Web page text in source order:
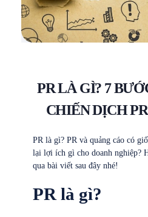
PR LÀ GÌ? 7
CHIẾN DỊCH
PR là gì? PR và quảng cáo có
lại lợi ích gì cho doanh nghiệp?
qua bài viết sau đây nhé!
PR là gì?